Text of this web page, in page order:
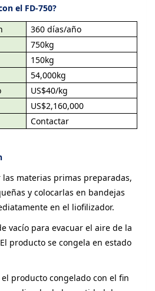
el FD-750?
360 días/año
750kg
150kg
54,000kg
US$40/kg
US$2,160,000
Contactar
materias primas preparadas,
y colocarlas en bandejas
en el liofilizador.
vacío para evacuar el aire de la
producto se congela en estado
producto congelado con el fin